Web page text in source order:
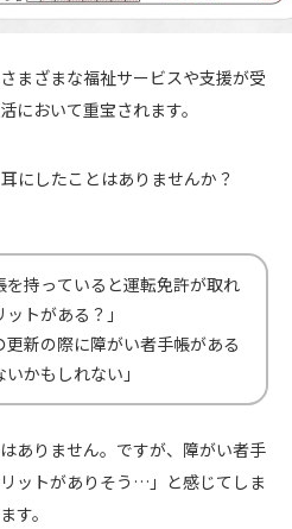
まざまな福祉サービスや支援が受
において重宝されます。
にしたことはありませんか？
を持っていると運転免許が取れ
トがある？」
更新の際に障がい者手帳がある
かもしれない」
ありません。ですが、障がい者手
ットがありそう…」と感じてしま
す。